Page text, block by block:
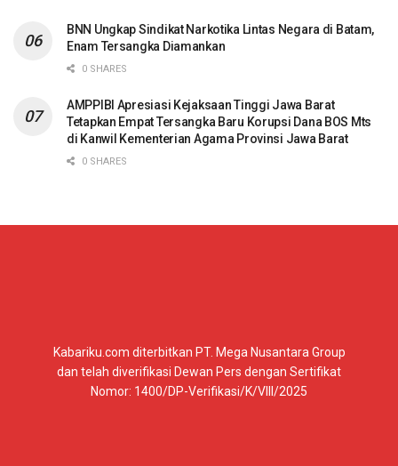
BNN Ungkap Sindikat Narkotika Lintas Negara di Batam,
Enam Tersangka Diamankan
0 SHARES
AMPPIBI Apresiasi Kejaksaan Tinggi Jawa Barat
Tetapkan Empat Tersangka Baru Korupsi Dana BOS Mts
di Kanwil Kementerian Agama Provinsi Jawa Barat
0 SHARES
Kabariku.com diterbitkan PT. Mega Nusantara Group
dan telah diverifikasi Dewan Pers dengan Sertifikat
Nomor: 1400/DP-Verifikasi/K/VIII/2025